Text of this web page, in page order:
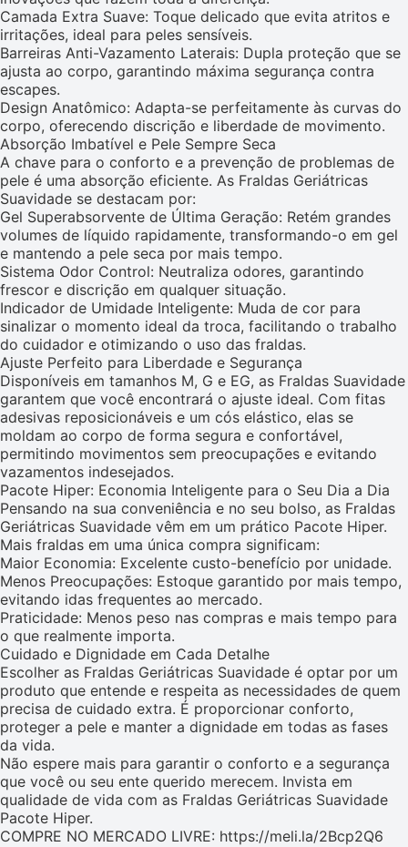
Camada Extra Suave: Toque delicado que evita atritos e
irritações, ideal para peles sensíveis.
Barreiras Anti-Vazamento Laterais: Dupla proteção que se
ajusta ao corpo, garantindo máxima segurança contra
escapes.
Design Anatômico: Adapta-se perfeitamente às curvas do
corpo, oferecendo discrição e liberdade de movimento.
Absorção Imbatível e Pele Sempre Seca
A chave para o conforto e a prevenção de problemas de
pele é uma absorção eficiente. As Fraldas Geriátricas
Suavidade se destacam por:
Gel Superabsorvente de Última Geração: Retém grandes
volumes de líquido rapidamente, transformando-o em gel
e mantendo a pele seca por mais tempo.
Sistema Odor Control: Neutraliza odores, garantindo
frescor e discrição em qualquer situação.
Indicador de Umidade Inteligente: Muda de cor para
sinalizar o momento ideal da troca, facilitando o trabalho
do cuidador e otimizando o uso das fraldas.
Ajuste Perfeito para Liberdade e Segurança
Disponíveis em tamanhos M, G e EG, as Fraldas Suavidade
garantem que você encontrará o ajuste ideal. Com fitas
adesivas reposicionáveis e um cós elástico, elas se
moldam ao corpo de forma segura e confortável,
permitindo movimentos sem preocupações e evitando
vazamentos indesejados.
Pacote Hiper: Economia Inteligente para o Seu Dia a Dia
Pensando na sua conveniência e no seu bolso, as Fraldas
Geriátricas Suavidade vêm em um prático Pacote Hiper.
Mais fraldas em uma única compra significam:
Maior Economia: Excelente custo-benefício por unidade.
Menos Preocupações: Estoque garantido por mais tempo,
evitando idas frequentes ao mercado.
Praticidade: Menos peso nas compras e mais tempo para
o que realmente importa.
Cuidado e Dignidade em Cada Detalhe
Escolher as Fraldas Geriátricas Suavidade é optar por um
produto que entende e respeita as necessidades de quem
precisa de cuidado extra. É proporcionar conforto,
proteger a pele e manter a dignidade em todas as fases
da vida.
Não espere mais para garantir o conforto e a segurança
que você ou seu ente querido merecem. Invista em
qualidade de vida com as Fraldas Geriátricas Suavidade
Pacote Hiper.
COMPRE NO MERCADO LIVRE: https://meli.la/2Bcp2Q6